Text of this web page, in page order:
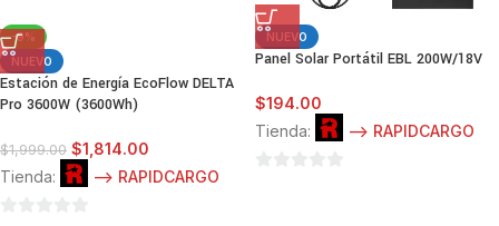
-9%
NUEVO
Estación de Energía EcoFlow DELTA
Pro 3600W (3600Wh)
$1,999.00 $1,814.00
Tienda:
--> RAPIDCARGO
NUEVO
Panel Solar Portátil EBL 200W/18V
$194.00
Tienda:
--> RAPIDCARGO